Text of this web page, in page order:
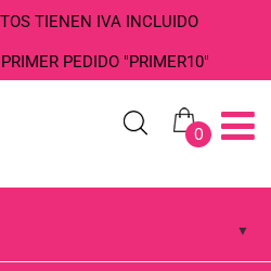
TIENEN IVA INCLUIDO
PEDIDO "PRIMER10"
0